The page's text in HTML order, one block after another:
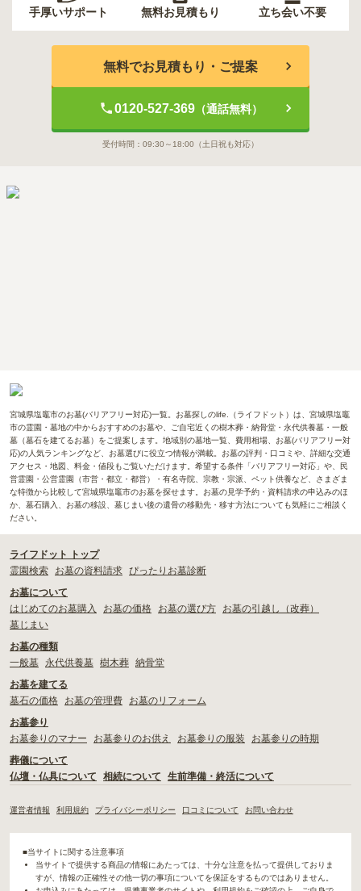
手厚いサポート 無料お見積もり 立ち会い不要
無料でお見積もり・ご提案
0120-527-369（通話無料）
受付時間： 09:30～18:00 （土日祝も対応）
宮城県塩竈市のお墓(バリアフリー対応)一覧。お墓探しのlife.（ライフドット）は、宮城県塩竈
市の霊園・墓地の中からおすすめのお墓や、ご自宅近くの樹木葬・納骨堂・永代供養墓・一般
墓（墓石を建てるお墓）をご提案します。地域別の墓地一覧、費用相場、お墓(バリアフリー対
応)の人気ランキングなど、お墓選びに役立つ情報が満載。お墓の評判・口コミや、詳細な交通
アクセス・地図、料金・値段もご覧いただけます。希望する条件「バリアフリー対応」や、民
営霊園・公営霊園（市営・都立・都営）・有名寺院、宗教・宗派、ペット供養など、さまざま
な特徴から比較して宮城県塩竈市のお墓を探せます。お墓の見学予約・資料請求の申込みのほ
か、墓石購入、お墓の移設、墓じまい後の遺骨の移動先・移す方法についても気軽にご相談く
ださい。
ライフドット トップ
霊園検索
お墓の資料請求 ぴったりお墓診断
お墓について
はじめてのお墓購入
お墓の価格 お墓の選び方
お墓の引越し（改葬）
墓じまい
お墓の種類
一般墓
永代供養墓 樹木葬 納骨堂
お墓を建てる
墓石の価格
お墓の管理費
お墓のリフォーム
お墓参り
お墓参りのマナー
お墓参りのお供え お墓参りの服装
お墓参りの時期
葬儀について
仏壇・仏具について
相続について 生前準備・終活について
運営者情報 利用規約 プライバシーポリシー 口コミについて お問い合わせ
■当サイトに関する注意事項
当サイトで提供する商品の情報にあたっては、十分な注意を払って提供しておりま
すが、情報の正確性その他一切の事項についてを保証をするものではありません。